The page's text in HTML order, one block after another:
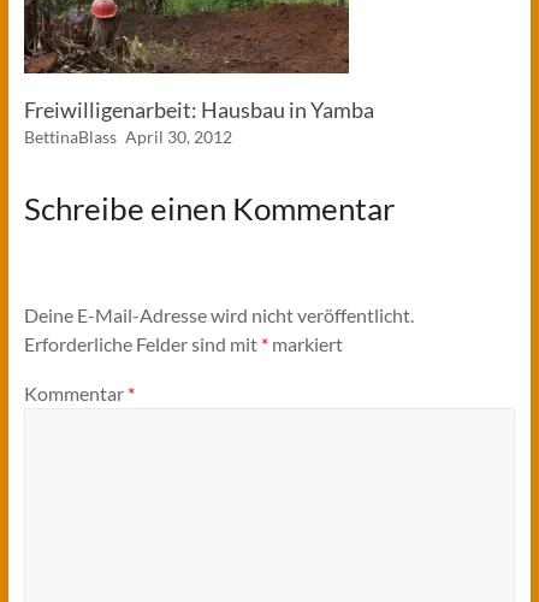
Freiwilligenarbeit: Hausbau in Yamba
BettinaBlass April 30, 2012
Schreibe einen Kommentar
Deine E-Mail-Adresse wird nicht veröffentlicht.
Erforderliche Felder sind mit *markiert
Kommentar *